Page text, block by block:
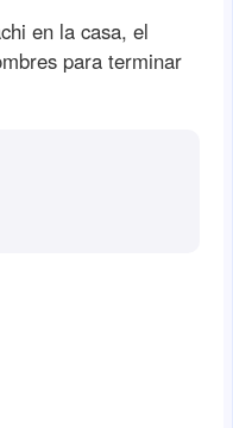
en la casa, el
para terminar